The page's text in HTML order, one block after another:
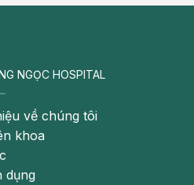
NGỌC HOSPITAL
về chúng tôi
khoa
dụng